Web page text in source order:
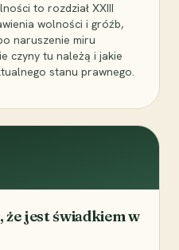
to rozdział XXIII
wolności i gróźb,
naruszenie miru
czyny tu należą i jakie
stanu prawnego.
że jest świadkiem w